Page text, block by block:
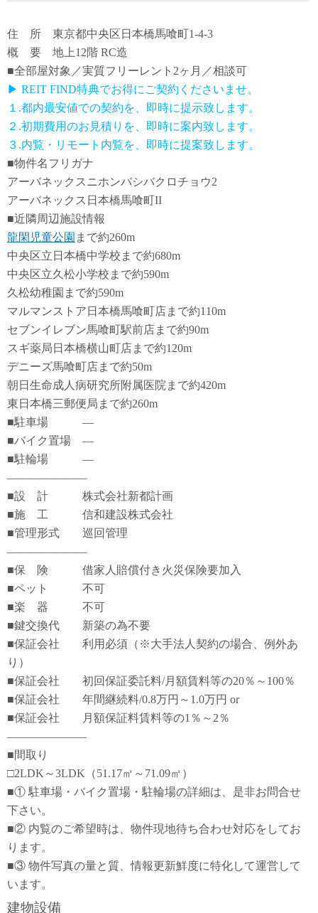
住 所 東京都中央区日本橋馬喰町1-4-3
概 要 地上12階 RC造
■全部屋対象／実質フリーレント2ヶ月／相談可
▶ REIT FIND特典でお得にご契約くださいませ。
１.都内最安値での契約を、即時に提示致します。
２.初期費用のお見積りを、即時に案内致します。
３.内覧・リモート内覧を、即時に提案致します。
■物件名フリガナ
アーバネックスニホンバシバクロチョウ2
アーバネックス日本橋馬喰町II
■近隣周辺施設情報
龍閑児童公園 まで約260m
中央区立日本橋中学校まで約680m
中央区立久松小学校まで約590m
久松幼稚園まで約590m
マルマンストア日本橋馬喰町店まで約110m
セブンイレブン馬喰町駅前店まで約90m
スギ薬局日本橋横山町店まで約120m
デニーズ馬喰町店まで約50m
朝日生命成人病研究所附属医院まで約420m
東日本橋三郵便局まで約260m
■駐車場 ―
■バイク置場 ―
■駐輪場 ―
―――――――
■設 計 株式会社新都計画
■施 工 信和建設株式会社
■管理形式 巡回管理
―――――――
■保 険 借家人賠償付き火災保険要加入
■ペット 不可
■楽 器 不可
■鍵交換代 新築の為不要
■保証会社 利用必須（※大手法人契約の場合、例外あ
り）
■保証会社 初回保証委託料/月額賃料等の20％～100％
■保証会社 年間継続料/0.8万円～1.0万円 or
■保証会社 月額保証料賃料等の1％～2％
―――――――
■間取り
□2LDK～3LDK（51.17㎡～71.09㎡）
■① 駐車場・バイク置場・駐輪場の詳細は、是非お問合せ
下さい。
■② 内覧のご希望時は、物件現地待ち合わせ対応をしてお
ります。
■③ 物件写真の量と質、情報更新鮮度に特化して運営して
います。
建物設備